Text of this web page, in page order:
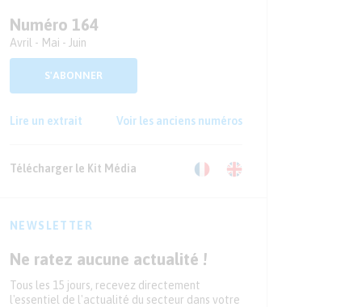
Numéro 164
Avril - Mai - Juin
S'ABONNER
Lire un extrait Voir les anciens numéros
Télécharger le Kit Média
NEWSLETTER
Ne ratez aucune actualité !
Tous les 15 jours, recevez directement
l'essentiel de l'actualité du secteur dans votre